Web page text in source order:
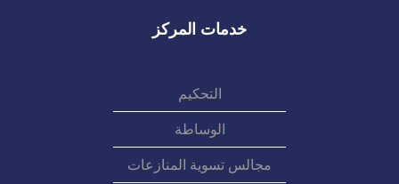
خدمات المركز
التحكيم
الوساطة
مجالس تسوية المنازعات